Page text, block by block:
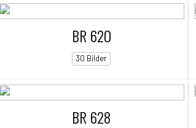
BR 620
30 Bilder
BR 628